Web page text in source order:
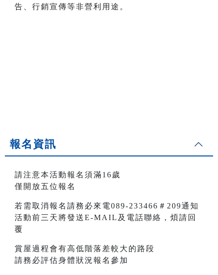
告、行銷宣傳等非營利用途。
報名資訊
請注意本活動報名須滿16歲
僅開放五位報名
若需取消報名請務必來電089-233466＃209通知
活動前三天將發送E-MAIL及電話聯絡，煩請回
覆
賞屋過程會有高低階落差較大的路段
請務必評估身體狀況報名參加